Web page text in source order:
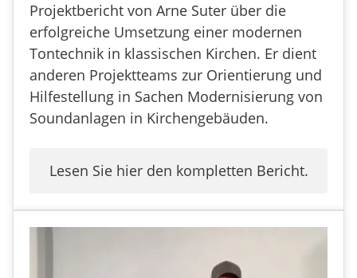
Projektbericht von Arne Suter über die
erfolgreiche Umsetzung einer modernen
Tontechnik in klassischen Kirchen. Er dient
anderen Projektteams zur Orientierung und
Hilfestellung in Sachen Modernisierung von
Soundanlagen in Kirchengebäuden.
Lesen Sie hier den kompletten Bericht.